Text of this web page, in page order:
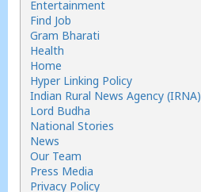
Entertainment
Find Job
Gram Bharati
Health
Home
Hyper Linking Policy
Indian Rural News Agency (IRNA)
Lord Budha
National Stories
News
Our Team
Press Media
Privacy Policy